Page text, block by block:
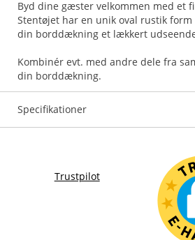
Byd dine gæster velkommen med et
Stentøjet har en unik oval rustik form
din borddækning et lækkert
Kombinér evt. med andre dele fra
din borddækning.
Specifikationer
Trustpilot